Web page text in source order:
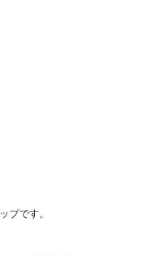
プです。